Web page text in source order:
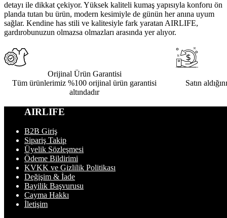
detayı ile dikkat çekiyor. Yüksek kaliteli kumaş yapısıyla konforu ön
planda tutan bu ürün, modern kesimiyle de günün her anına uyum
sağlar. Kendine has stili ve kalitesiyle fark yaratan AIRLIFE,
gardırobunuzun olmazsa olmazları arasında yer alıyor.
Orijinal Ürün Garantisi
Tüm ürünlerimiz %100 orijinal ürün garantisi
altındadır
Satın
AIRLIFE
B2B Giriş
Sipariş Takip
Üyelik Sözleşmesi
Ödeme Bildirimi
KVKK ve Gizlilik Politikası
Değişim & İade
Bayilik Başvurusu
Cayma Hakkı
İletişim